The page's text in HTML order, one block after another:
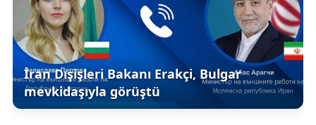
İran Dışişleri Bakanı Erakçi, Bulgar
mevkidaşıyla görüştü